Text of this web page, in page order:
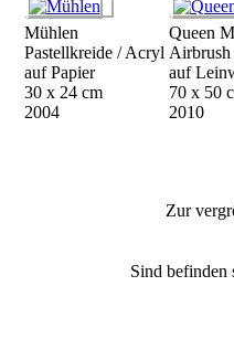
Mühlen
Pastellkreide / Acryl
auf Papier
30 x 24 cm
2004
Queen
Airbrush
auf
70 x 50
2010
Zur
Sind befinden